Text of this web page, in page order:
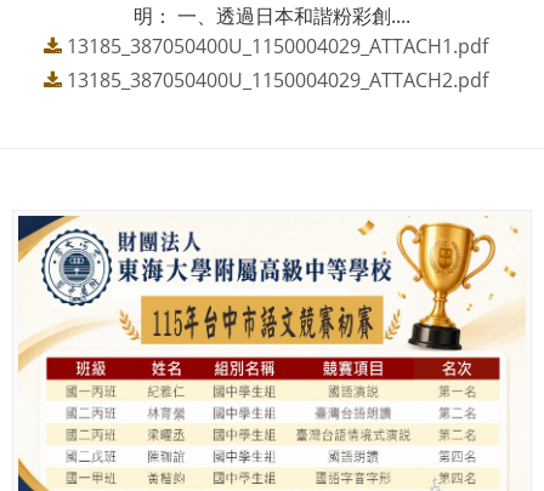
明： 一、透過日本和諧粉彩創....
13185_387050400U_1150004029_ATTACH1.pdf
13185_387050400U_1150004029_ATTACH2.pdf